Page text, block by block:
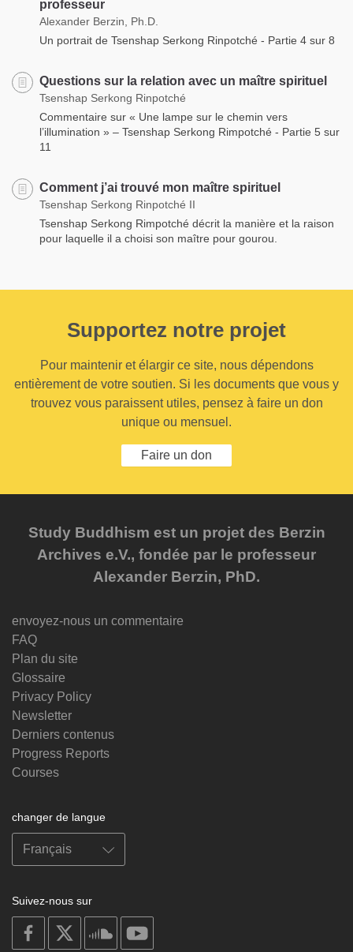
professeur
Alexander Berzin, Ph.D.
Un portrait de Tsenshap Serkong Rinpotché - Partie 4 sur 8
Questions sur la relation avec un maître spirituel
Tsenshap Serkong Rinpotché
Commentaire sur « Une lampe sur le chemin vers
l’illumination » – Tsenshap Serkong Rimpotché - Partie 5 sur
11
Comment j’ai trouvé mon maître spirituel
Tsenshap Serkong Rinpotché II
Tsenshap Serkong Rimpotché décrit la manière et la raison
pour laquelle il a choisi son maître pour gourou.
Supportez notre projet
Pour maintenir et élargir ce site, nous dépendons
entièrement de votre soutien. Si les documents que vous y
trouvez vous paraissent utiles, pensez à faire un don
unique ou mensuel.
Faire un don
Study Buddhism est un projet des Berzin
Archives e.V., fondée par le professeur
Alexander Berzin, PhD.
envoyez-nous un commentaire
FAQ
Plan du site
Glossaire
Privacy Policy
Newsletter
Derniers contenus
Progress Reports
Courses
changer de langue
Suivez-nous sur
on
facebook
soundcloud